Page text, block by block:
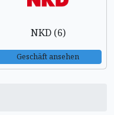
NKD (6)
Geschäft ansehen